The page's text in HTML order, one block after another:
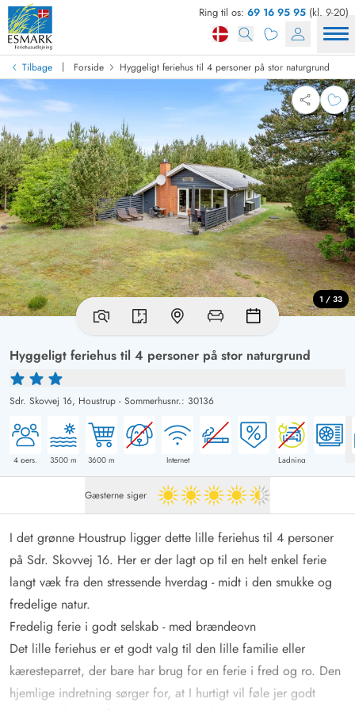
Ring til os: 69 16 95 95 (kl. 9-20)
Tilbage | Forside Hyggeligt feriehus til 4 personer på stor naturgrund
Hyggeligt feriehus til 4 personer på stor naturgrund
Sdr. Skovvej 16, Houstrup - Sommerhusnr.: 30136
4 pers. 3500 m 3600 m Internet Ladning
1 / 33
Gæsterne siger 4.5 ud af 5
I det grønne Houstrup ligger dette lille feriehus til 4 personer
på Sdr. Skovvej 16. Her er der lagt op til en helt enkel ferie
langt væk fra den stressende hverdag - midt i den smukke og
fredelige natur.
Fredelig ferie i godt selskab - med brændeovn
Det lille feriehus er et godt valg til den lille familie eller
kæresteparret, der bare har brug for en ferie i fred og ro. Den
hjemlige indretning sørger for, at I hurtigt vil føle jer godt